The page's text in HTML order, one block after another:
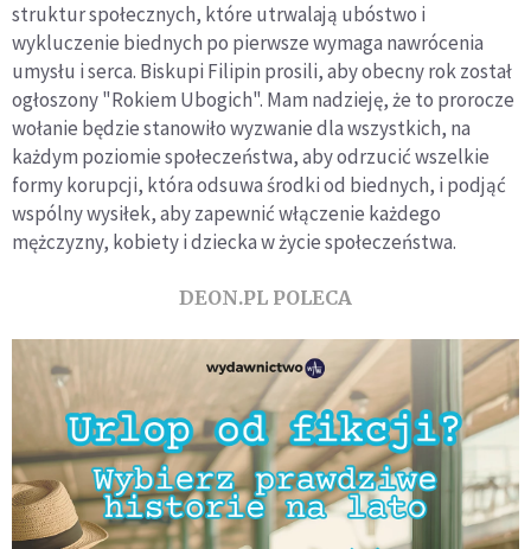
struktur społecznych, które utrwalają ubóstwo i
wykluczenie biednych po pierwsze wymaga nawrócenia
umysłu i serca. Biskupi Filipin prosili, aby obecny rok został
ogłoszony "Rokiem Ubogich". Mam nadzieję, że to prorocze
wołanie będzie stanowiło wyzwanie dla wszystkich, na
każdym poziomie społeczeństwa, aby odrzucić wszelkie
formy korupcji, która odsuwa środki od biednych, i podjąć
wspólny wysiłek, aby zapewnić włączenie każdego
mężczyzny, kobiety i dziecka w życie społeczeństwa.
DEON.PL POLECA